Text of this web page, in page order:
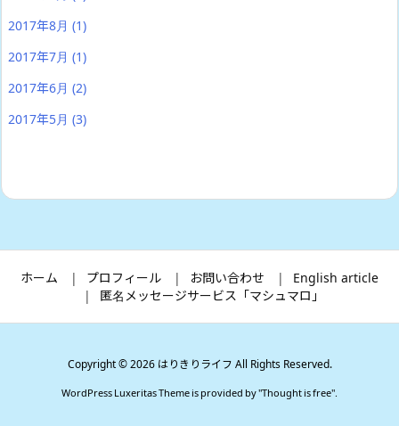
2017年8月 (1)
2017年7月 (1)
2017年6月 (2)
2017年5月 (3)
ホーム プロフィール お問い合わせ
English article
匿名メッセージサービス「マシュマロ」
Copyright ©2026 はりきりライフ All Rights Reserved.
WordPress Luxeritas Theme is provided by "Thought is free".